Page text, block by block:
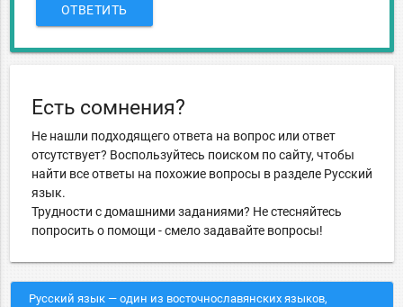
ОТВЕТИТЬ
Есть сомнения?
Не нашли подходящего ответа на вопрос или ответ
отсутствует? Воспользуйтесь поиском по сайту, чтобы
найти все ответы на похожие вопросы в разделе Русский
язык.
Трудности с домашними заданиями? Не стесняйтесь
попросить о помощи - смело задавайте вопросы!
Русский язык — один из восточнославянских языков,